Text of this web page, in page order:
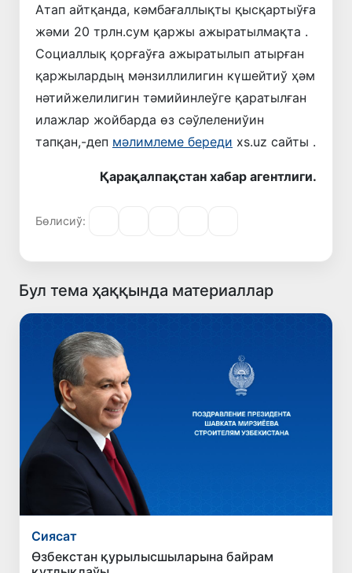
Атап айтқанда, кәмбағаллықты қысқартыўға
жәми 20 трлн.сум қаржы ажыратылмақта .
Социаллық қорғаўға ажыратылып атырған
қаржылардың мәнзиллилигин күшейтиў ҳәм
нәтийжелилигин тәмийинлеўге қаратылған
илажлар жойбарда өз сәўлелениўин
тапқан,-деп мәлимлеме береди xs.uz сайты .
Қарақалпақстан хабар агентлиги.
Бөлисиў:
Бул тема ҳаққында материаллар
Сиясат
Өзбекстан қурылысшыларына байрам